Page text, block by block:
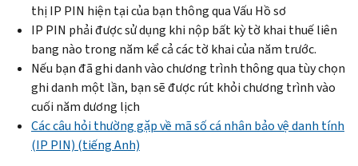
với
cá
nhân
hoặc
$168.000
đối
với
vợ
15227
hoặc
bạn
không
đủ
điều
kiện
để
thị IP PIN hiện tại của bạn thông qua Vấu Hồ sơ
IP PIN phải được sử dụng khi nộp bất kỳ tờ khai thuế liên
bang nào trong năm kể cả các tờ khai của năm trước.
Nếu bạn đã ghi danh vào chương trình thông qua tùy chọn
ghi danh một lần, bạn sẽ được rút khỏi chương trình vào
cuối năm dương lịch
Các câu hỏi thường gặp về mã số cá nhân bảo vệ danh tính
(IP PIN) (tiếng Anh)